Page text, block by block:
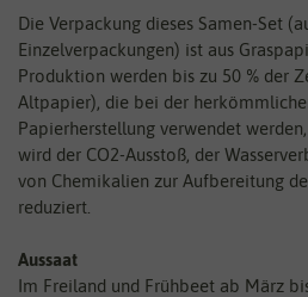
Die Verpackung dieses Samen-Set
Einzelverpackungen) ist aus
Produktion werden bis zu 50 % der
Altpapier), die bei der
Papierherstellung verwendet
wird der CO2-Ausstoß, der
von Chemikalien zur Aufbereitung
reduziert.
Aussaat
Im Freiland und Frühbeet ab März